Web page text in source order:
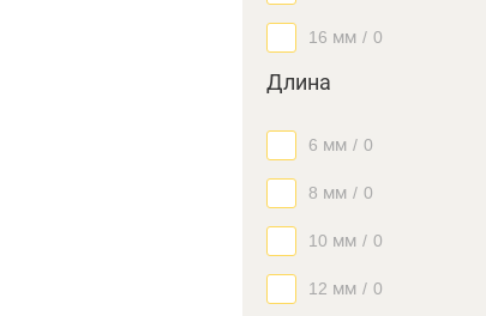
16 мм / 0
Длина
6 мм / 0
8 мм / 0
10 мм / 0
12 мм / 0